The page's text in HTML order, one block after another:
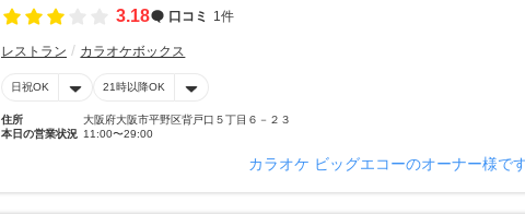
3.18
口コミ 1件
レストラン カラオケボックス
日祝OK 21時以降OK
住所
大阪府大阪市平野区背戸口５丁目６－２３
本日の営業状況 11:00〜29:00
カラオケ ビッグエコーのオーナー様で